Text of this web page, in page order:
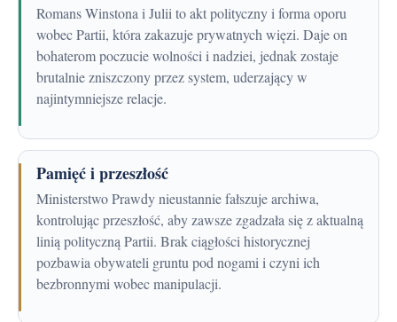
Romans Winstona i Julii to akt polityczny i forma oporu
wobec Partii, która zakazuje prywatnych więzi. Daje on
bohaterom poczucie wolności i nadziei, jednak zostaje
brutalnie zniszczony przez system, uderzający w
najintymniejsze relacje.
Pamięć i przeszłość
Ministerstwo Prawdy nieustannie fałszuje archiwa,
kontrolując przeszłość, aby zawsze zgadzała się z aktualną
linią polityczną Partii. Brak ciągłości historycznej
pozbawia obywateli gruntu pod nogami i czyni ich
bezbronnymi wobec manipulacji.